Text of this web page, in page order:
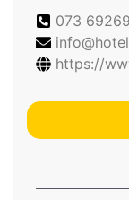
073
https://